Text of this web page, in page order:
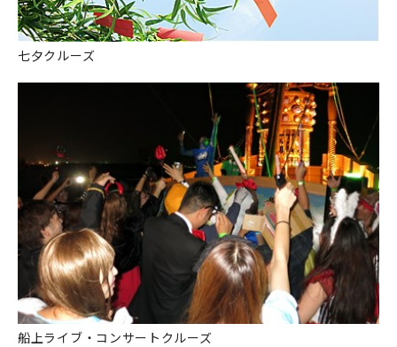
七夕クルーズ
船上ライブ・コンサートクルーズ